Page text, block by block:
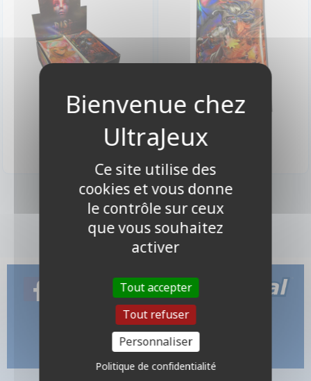
2 produits
Ce site utilise des
cookies et vous donne
le contrôle sur ceux
que vous souhaitez
activer
Tout accepter
Tout refuser
Personnaliser
Politique de confidentialité